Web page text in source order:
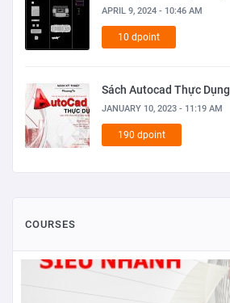
APRIL 9, 2024 - 10:46 AM
10 dpoint
Sách Autocad Thực Dụng
JANUARY 10, 2023 - 11:19 AM
190 dpoint
COURSES